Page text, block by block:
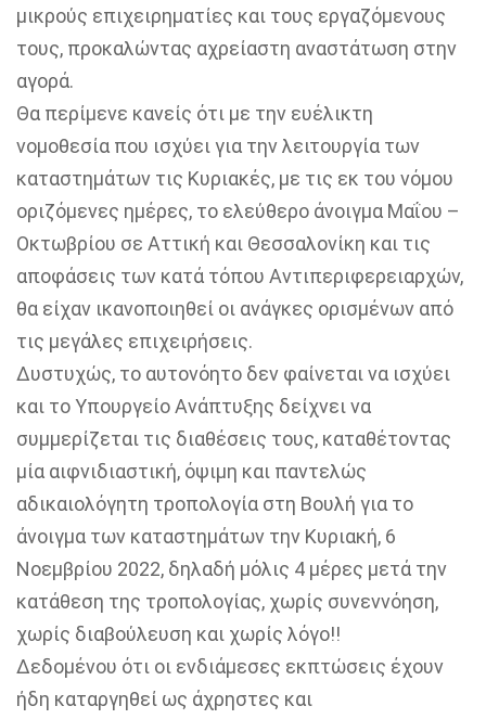
μικρούς επιχειρηματίες και τους εργαζόμενους
τους, προκαλώντας αχρείαστη αναστάτωση στην
αγορά.
Θα περίμενε κανείς ότι με την ευέλικτη
νομοθεσία που ισχύει για την λειτουργία των
καταστημάτων τις Κυριακές, με τις εκ του νόμου
οριζόμενες ημέρες, το ελεύθερο άνοιγμα Μαΐου –
Οκτωβρίου σε Αττική και Θεσσαλονίκη και τις
αποφάσεις των κατά τόπου Αντιπεριφερειαρχών,
θα είχαν ικανοποιηθεί οι ανάγκες ορισμένων από
τις μεγάλες επιχειρήσεις.
Δυστυχώς, το αυτονόητο δεν φαίνεται να ισχύει
και το Υπουργείο Ανάπτυξης δείχνει να
συμμερίζεται τις διαθέσεις τους, καταθέτοντας
μία αιφνιδιαστική, όψιμη και παντελώς
αδικαιολόγητη τροπολογία στη Βουλή για το
άνοιγμα των καταστημάτων την Κυριακή, 6
Νοεμβρίου 2022, δηλαδή μόλις 4 μέρες μετά την
κατάθεση της τροπολογίας, χωρίς συνεννόηση,
χωρίς διαβούλευση και χωρίς λόγο!!
Δεδομένου ότι οι ενδιάμεσες εκπτώσεις έχουν
ήδη καταργηθεί ως άχρηστες και